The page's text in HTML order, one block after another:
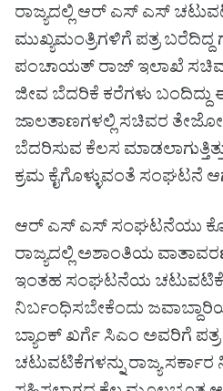
ರಾಜ್ಯದಲ್ಲಿ ಆರ್ ಎಸ್ ಎಸ್
ಮುಖ್ಯಮಂತ್ರಿಗಳಿಗೆ ಪತ್ರ ಬರೆದಿದ್ದ
ಪಂಚಾಯತ್ ರಾಜ್ ಇಲಾಖೆ
ಜೀವ ಬೆದರಿಕೆ ಕರೆಗಳು
ಜಾಲತಾಣಗಳಲ್ಲಿ ಸಚಿವರ
ಬೆದರಿಸುವ ಕೆಲಸ
ಕ್ರಮ ಕೈಗೊಳ್ಳುವಂತೆ ಸಂಘಟನೆ
ಆರ್ ಎಸ್ ಎಸ್ ಸಂಘಟನೆಯು
ರಾಜ್ಯದಲ್ಲಿ ಅಶಾಂತಿಯ
ಇಂತಹ ಸಂಘಟನೆಯ
ನಿರ್ಬಂಧಿಸಬೇಕೆಂದು
ಬ್ಯಾಂಕ್ ಖರ್ಗೆ ಸಿಎಂ ಅವರಿಗೆ
ಚಟುವಟಿಕೆಗಳನ್ನು ರಾಜ್ಯ ಸರ್ಕಾರ